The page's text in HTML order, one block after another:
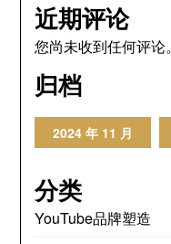
近期评论
您尚未收到任何评论。
归档
2024 年 11 月
分类
YouTube品牌塑造